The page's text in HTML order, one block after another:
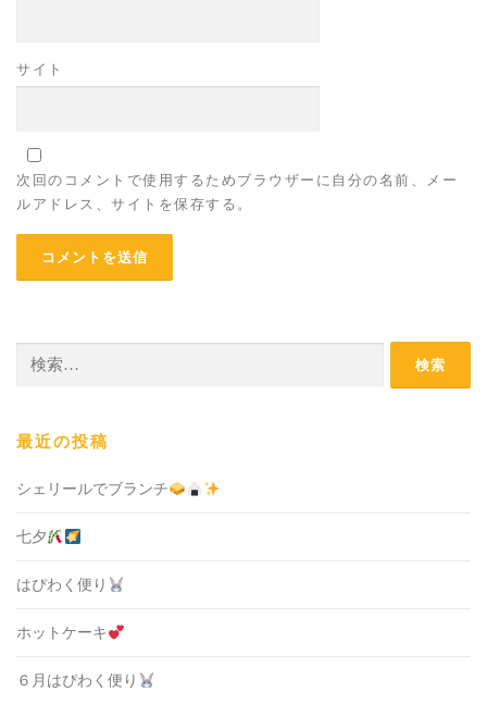
サイト
次回のコメントで使用するためブラウザーに自分の名前、メー
ルアドレス、サイトを保存する。
最近の投稿
シェリールでブランチ
七夕
はぴわく便り
ホットケーキ
６月はぴわく便り